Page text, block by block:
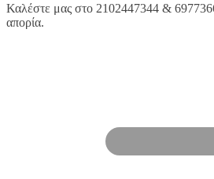
Καλέστε μας στο 2102447344 &
απορία.